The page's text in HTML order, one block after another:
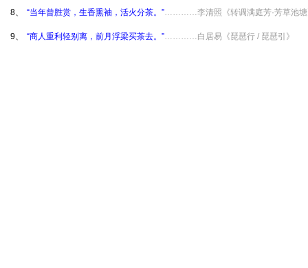
8、 “当年曾胜赏，生香熏袖，活火分茶。”…………李清照《转调满庭芳·芳草池
9、 “商人重利轻别离，前月浮梁买茶去。”…………白居易《琵琶行 / 琵琶引》